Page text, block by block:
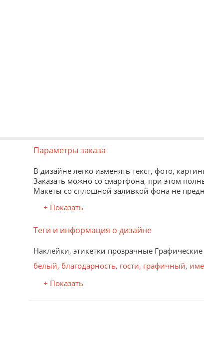
Параметры заказа
В дизайне легко изменять текст, фото,
Заказать можно со смартфона, при этом
Макеты со сплошной заливкой фона не
Другие материалы и размеры доступны при
Материал
Самоклеящаяся прозрачная пленка, уф-
Глянцевая прозрачная пленка с клеевым
Ультрафиолетовая печать позволяет
Матовая бумага с клеевым слоем на
+ Показать
Теги и информация о дизайне
Наклейки, этикетки прозрачные
белый, благодарность, гости, графичный,
+ Показать